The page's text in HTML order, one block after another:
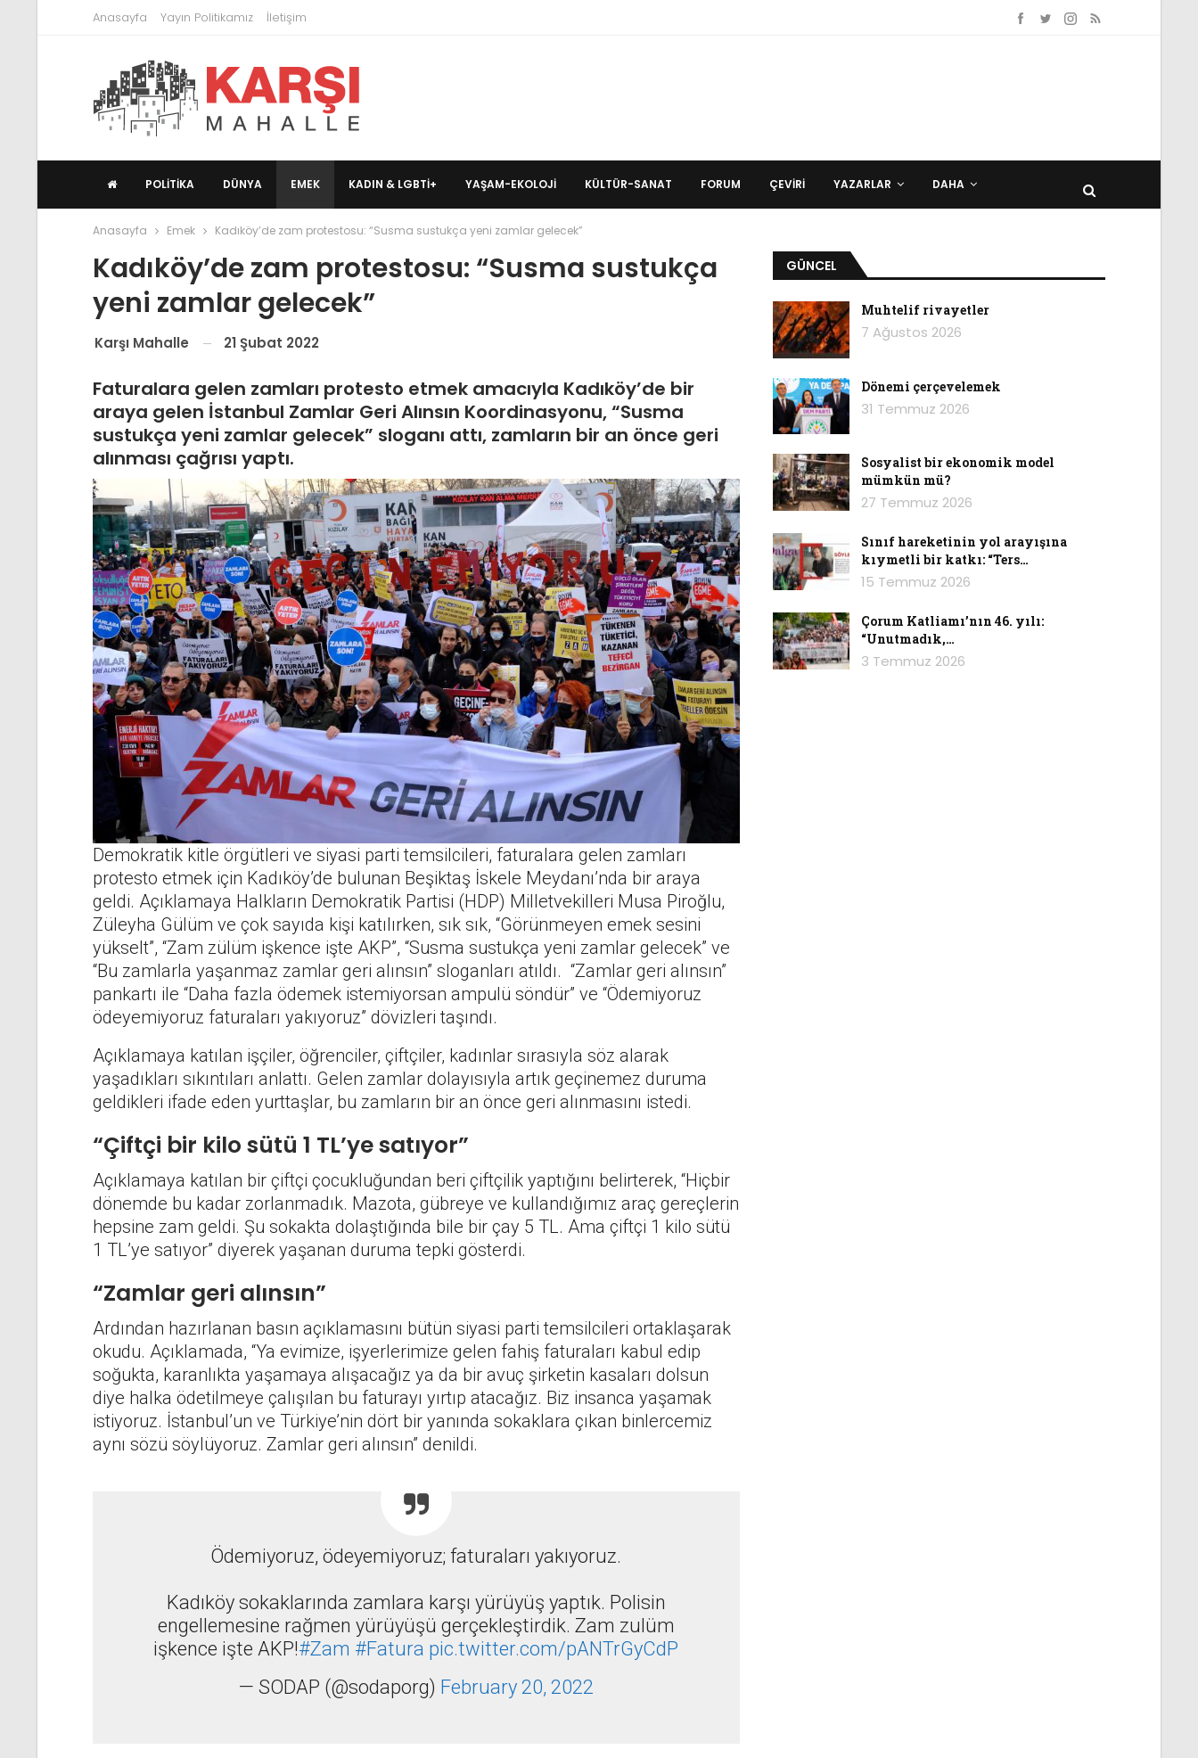
Anasayfa Yayın Politikamız İletişim
POLITIKA DÜNYA EMEK KADIN & LGBTİ+ YAŞAM-EKOLOJI KÜLTÜR-SANAT FORUM ÇEVIRI YAZARLAR DAHA
Anasayfa Emek Kadıköy’de zam protestosu: “Susma sustukça yeni zamlar gelecek”
Kadıköy’de zam protestosu: “Susma sustukça
yeni zamlar gelecek”
Karşı Mahalle 21 Şubat 2022
Faturalara gelen zamları protesto etmek amacıyla Kadıköy’de bir
araya gelen İstanbul Zamlar Geri Alınsın Koordinasyonu, “Susma
sustukça yeni zamlar gelecek” sloganı attı, zamların bir an önce geri
alınması çağrısı yaptı.
Demokratik kitle örgütleri ve siyasi parti temsilcileri, faturalara gelen zamları
protesto etmek için Kadıköy’de bulunan Beşiktaş İskele Meydanı’nda bir araya
geldi. Açıklamaya Halkların Demokratik Partisi (HDP) Milletvekilleri Musa Piroğlu,
Züleyha Gülüm ve çok sayıda kişi katılırken, sık sık, “Görünmeyen emek sesini
yükselt”, “Zam zülüm işkence işte AKP”, “Susma sustukça yeni zamlar gelecek” ve
“Bu zamlarla yaşanmaz zamlar geri alınsın” sloganları atıldı. “Zamlar geri alınsın”
pankartı ile “Daha fazla ödemek istemiyorsan ampulü söndür” ve “Ödemiyoruz
ödeyemiyoruz faturaları yakıyoruz” dövizleri taşındı.
Açıklamaya katılan işçiler, öğrenciler, çiftçiler, kadınlar sırasıyla söz alarak
yaşadıkları sıkıntıları anlattı. Gelen zamlar dolayısıyla artık geçinemez duruma
geldikleri ifade eden yurttaşlar, bu zamların bir an önce geri alınmasını istedi.
“Çiftçi bir kilo sütü 1 TL’ye satıyor”
Açıklamaya katılan bir çiftçi çocukluğundan beri çiftçilik yaptığını belirterek, “Hiçbir
dönemde bu kadar zorlanmadık. Mazota, gübreye ve kullandığımız araç gereçlerin
hepsine zam geldi. Şu sokakta dolaştığında bile bir çay 5 TL. Ama çiftçi 1 kilo sütü
1 TL’ye satıyor” diyerek yaşanan duruma tepki gösterdi.
“Zamlar geri alınsın”
Ardından hazırlanan basın açıklamasını bütün siyasi parti temsilcileri ortaklaşarak
okudu. Açıklamada, “Ya evimize, işyerlerimize gelen fahiş faturaları kabul edip
soğukta, karanlıkta yaşamaya alışacağız ya da bir avuç şirketin kasaları dolsun
diye halka ödetilmeye çalışılan bu faturayı yırtıp atacağız. Biz insanca yaşamak
istiyoruz. İstanbul’un ve Türkiye’nin dört bir yanında sokaklara çıkan binlercemiz
aynı sözü söylüyoruz. Zamlar geri alınsın” denildi.
Ödemiyoruz, ödeyemiyoruz; faturaları yakıyoruz.
Kadıköy sokaklarında zamlara karşı yürüyüş yaptık. Polisin
engellemesine rağmen yürüyüşü gerçekleştirdik. Zam zulüm
işkence işte AKP!#Zam #Fatura pic.twitter.com/pANTrGyCdP
— SODAP (@sodaporg) February 20, 2022
GÜNCEL
Muhtelif rivayetler
7 Ağustos 2026
Dönemi çerçevelemek
31 Temmuz 2026
Sosyalist bir ekonomik model
mümkün mü?
27 Temmuz 2026
Sınıf hareketinin yol arayışına
kıymetli bir katkı: “Ters…
15 Temmuz 2026
Çorum Katliamı’nın 46. yılı:
“Unutmadık,…
3 Temmuz 2026